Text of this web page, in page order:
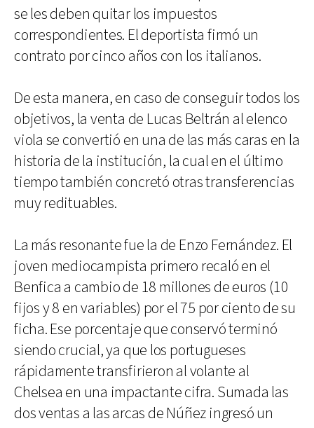
se les deben quitar los impuestos
correspondientes. El deportista firmó un
contrato por cinco años con los italianos.
De esta manera, en caso de conseguir todos los
objetivos, la venta de Lucas Beltrán al elenco
viola se convertió en una de las más caras en la
historia de la institución, la cual en el último
tiempo también concretó otras transferencias
muy redituables.
La más resonante fue la de Enzo Fernández. El
joven mediocampista primero recaló en el
Benfica a cambio de 18 millones de euros (10
fijos y 8 en variables) por el 75 por ciento de su
ficha. Ese porcentaje que conservó terminó
siendo crucial, ya que los portugueses
rápidamente transfirieron al volante al
Chelsea en una impactante cifra. Sumada las
dos ventas a las arcas de Núñez ingresó un